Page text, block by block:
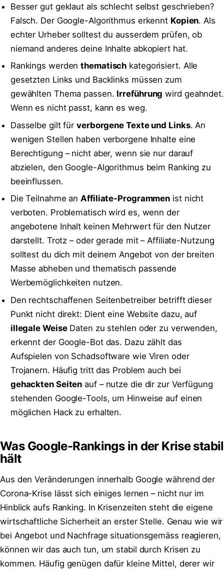
Besser gut geklaut als schlecht selbst geschrieben?
Falsch. Der Google-Algorithmus erkennt Kopien. Als
echter Urheber solltest du ausserdem prüfen, ob
niemand anderes deine Inhalte abkopiert hat.
Rankings werdenthematisch kategorisiert. Alle
gesetzten Links und Backlinks müssen zum
gewählten Thema passen. Irreführung wird geahndet.
Wenn es nicht passt, kann es weg.
Dasselbe gilt fürverborgene Texte und Links. An
wenigen Stellen haben verborgene Inhalte eine
Berechtigung – nicht aber, wenn sie nur darauf
abzielen, den Google-Algorithmus beim Ranking zu
beeinflussen.
Die Teilnahme anAffiliate-Programmen ist nicht
verboten. Problematisch wird es, wenn der
angebotene Inhalt keinen Mehrwert für den Nutzer
darstellt. Trotz – oder gerade mit – Affiliate-Nutzung
solltest du dich mit deinem Angebot von der breiten
Masse abheben und thematisch passende
Werbemöglichkeiten nutzen.
Den rechtschaffenen Seitenbetreiber betrifft dieser
Punkt nicht direkt: Dient eine Website dazu, auf
illegale WeiseDaten zu stehlen oder zu verwenden,
erkennt der Google-Bot das. Dazu zählt das
Aufspielen von Schadsoftware wie Viren oder
Trojanern. Häufig tritt das Problem auch bei
gehackten Seiten auf – nutze die dir zur Verfügung
stehenden Google-Tools, um Hinweise auf einen
möglichen Hack zu erhalten.
Was Google-Rankings in der Krise stabil
hält
Aus den Veränderungen innerhalb Google während der
Corona-Krise lässt sich einiges lernen – nicht nur im
Hinblick aufs Ranking. In Krisenzeiten steht die eigene
wirtschaftliche Sicherheit an erster Stelle. Genau wie wir
bei Angebot und Nachfrage situationsgemäss reagieren,
können wir das auch tun, um stabil durch Krisen zu
kommen. Häufig genügen dafür kleine Mittel, derer wir